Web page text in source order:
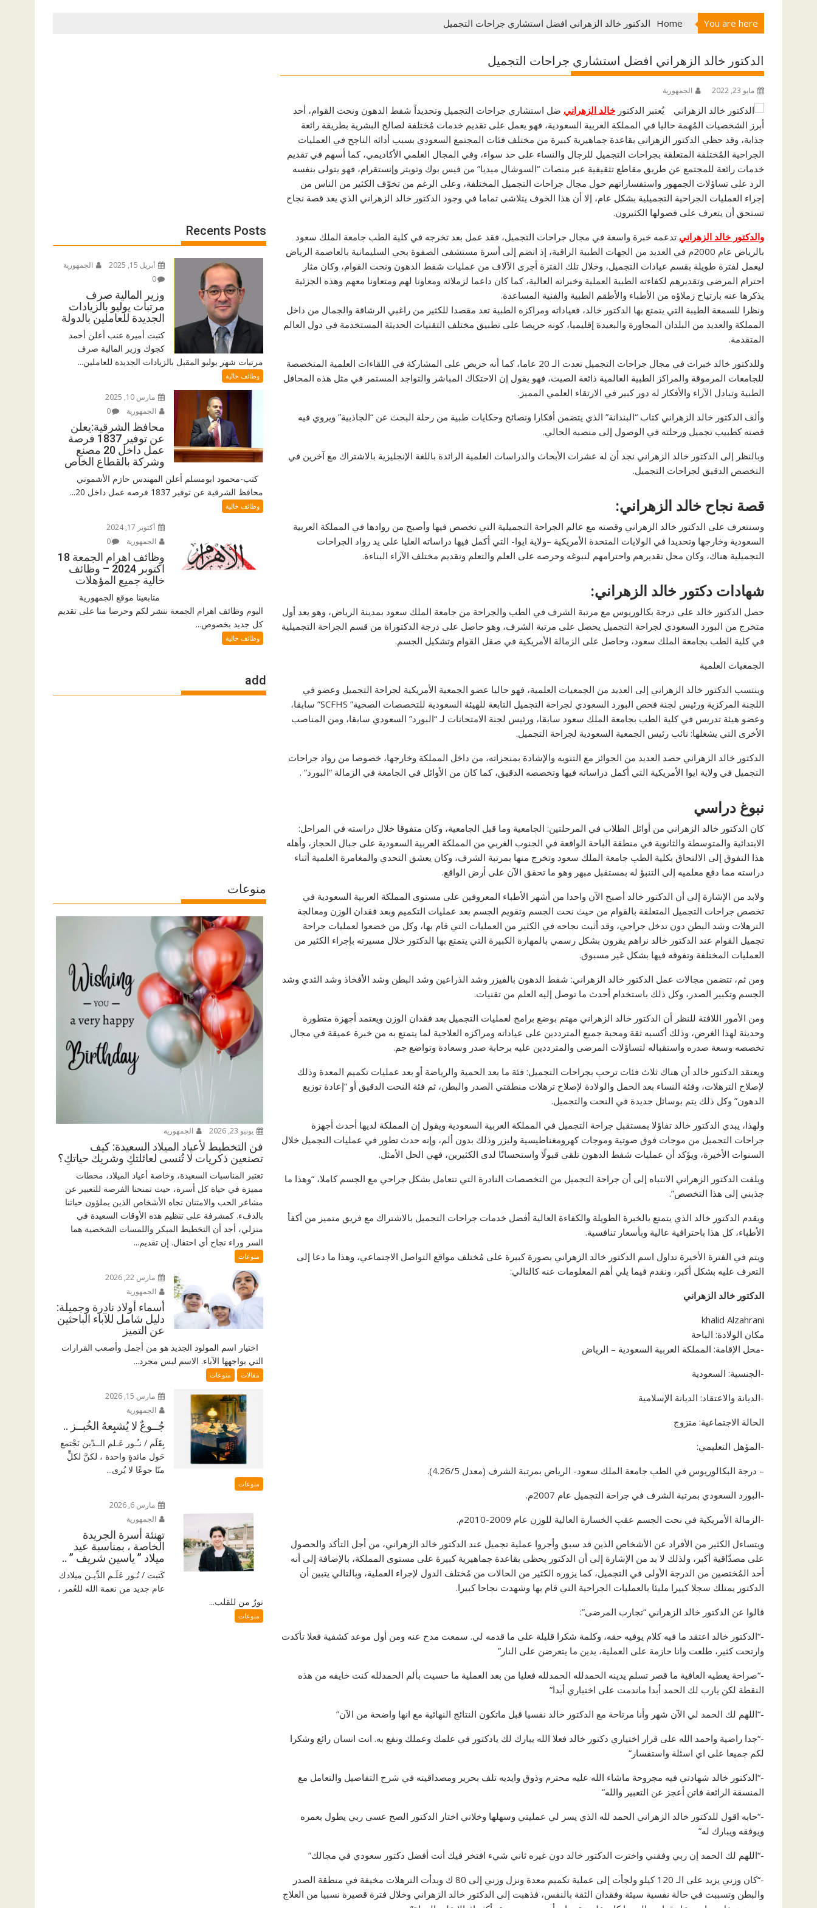
You are here
Home الدكتور خالد الزهراني افضل استشاري جراحات التجميل
الدكتور خالد الزهراني افضل استشاري جراحات التجميل
مايو 23, 2022 الجمهورية
يُعتبر الدكتور خالد الزهراني ضل استشاري جراحات التجميل وتحديداً شفط الدهون ونحت القوام، أحد
أبرز الشخصيات المُهمة حاليا في المملكة العربية السعودية، فهو يعمل على تقديم خدمات مُختلفة لصالح البشرية بطريقة رائعة
جذابة، وقد حظي الدكتور الزهراني بقاعدة جماهيرية كبيرة من مختلف فئات المجتمع السعودي بسبب أدائه الناجح في العمليات
الجراحية المُختلفة المتعلقة بجراحات التجميل للرجال والنساء على حد سواء، وفي المجال العلمي الأكاديمي، كما أسهم في تقديم
خدمات رائعة للمجتمع عن طريق مقاطع تثقيفية عبر منصات “السوشال ميديا” من فيس بوك وتويتر وإنستقرام، فهو يتولى بنفسه
الرد على تساؤلات الجمهور واستفساراتهم حول مجال جراحات التجميل المختلفة، وعلى الرغم من تخوّف الكثير من الناس من
إجراء العمليات الجراحية التجميلية بشكل عام، إلا أن هذا الخوف يتلاشى تماما في وجود الدكتور خالد الزهراني الذي يعد قصة نجاح
تستحق أن يتعرف على فصولها الكثيرون.
والدكتور خالد الزهراني تدعمه خبرة واسعة في مجال جراحات التجميل، فقد عمل بعد تخرجه في كلية الطب جامعة الملك سعود
بالرياض عام 2000م في العديد من الجهات الطبية الراقية، إذ انضم إلى أسرة مستشفى الصفوة بحي السليمانية بالعاصمة الرياض
ليعمل لفترة طويلة بقسم عيادات التجميل، وخلال تلك الفترة أجرى الآلاف من عمليات شفط الدهون ونحت القوام، وكان مثار
احترام المرضى وتقديرهم لكفاءته الطبية العملية وخبراته العالية، كما كان داعما لزملائه ومعاونا لهم ومتعاونا معهم وهذه الجزئية
يذكرها عنه بارتياح زملاؤه من الأطباء والأطقم الطبية والفنية المساعدة.
ونظرا للسمعة الطيبة التي يتمتع بها الدكتور خالد، فعياداته ومراكزه الطبية تعد مقصدا للكثير من راغبي الرشاقة والجمال من داخل
المملكة والعديد من البلدان المجاورة والبعيدة إقليميا، كونه حريصا على تطبيق مختلف التقنيات الحديثة المستخدمة في دول العالم
المتقدمة.
وللدكتور خالد خبرات في مجال جراحات التجميل تعدت الـ 20 عاما، كما أنه حريص على المشاركة في اللقاءات العلمية المتخصصة
للجامعات المرموقة والمراكز الطبية العالمية ذائعة الصيت، فهو يقول إن الاحتكاك المباشر والتواجد المستمر في مثل هذه المحافل
الطبية وتبادل الآراء والأفكار له دور كبير في الارتقاء العلمي المميز.
وألف الدكتور خالد الزهراني كتاب “البندانة” الذي يتضمن أفكارا ونصائح وحكايات طبية من رحلة البحث عن “الجاذبية” ويروي فيه
قصته كطبيب تجميل ورحلته في الوصول إلى منصبه الحالي.
وبالنظر إلى الدكتور خالد الزهراني نجد أن له عشرات الأبحاث والدراسات العلمية الرائدة باللغة الإنجليزية بالاشتراك مع آخرين في
التخصص الدقيق لجراحات التجميل.
قصة نجاح خالد الزهراني:
وسنتعرف على الدكتور خالد الزهراني وقصته مع عالم الجراحة التجميلية التي تخصص فيها وأصبح من روادها في المملكة العربية
السعودية وخارجها وتحديدا في الولايات المتحدة الأمريكية –ولاية ايوا- التي أكمل فيها دراساته العليا على يد رواد الجراحات
التجميلية هناك، وكان محل تقديرهم واحترامهم لنبوغه وحرصه على العلم والتعلم وتقديم مختلف الآراء البناءة.
شهادات دكتور خالد الزهراني:
حصل الدكتور خالد على درجة بكالوريوس مع مرتبة الشرف في الطب والجراحة من جامعة الملك سعود بمدينة الرياض، وهو يعد أول
متخرج من البورد السعودي لجراحة التجميل يحصل على مرتبة الشرف، وهو حاصل على درجة الدكتوراة من قسم الجراحة التجميلية
في كلية الطب بجامعة الملك سعود، وحاصل على الزمالة الأمريكية في صقل القوام وتشكيل الجسم.
الجمعيات العلمية
وينتسب الدكتور خالد الزهراني إلى العديد من الجمعيات العلمية، فهو حاليا عضو الجمعية الأمريكية لجراحة التجميل وعضو في
اللجنة المركزية ورئيس لجنة فحص البورد السعودي لجراحة التجميل التابعة للهيئة السعودية للتخصصات الصحية” SCFHS” سابقا،
وعضو هيئة تدريس في كلية الطب بجامعة الملك سعود سابقا، ورئيس لجنة الامتحانات لـ “البورد” السعودي سابقا، ومن المناصب
الأخرى التي يشغلها: نائب رئيس الجمعية السعودية لجراحة التجميل.
الدكتور خالد الزهراني حصد العديد من الجوائز مع التنويه والإشادة بمنجزاته، من داخل المملكة وخارجها، خصوصا من رواد جراحات
التجميل في ولاية ايوا الأمريكية التي أكمل دراساته فيها وتخصصه الدقيق، كما كان من الأوائل في الجامعة في الزمالة “البورد” .
نبوغ دراسي
كان الدكتور خالد الزهراني من أوائل الطلاب في المرحلتين: الجامعية وما قبل الجامعية، وكان متفوقا خلال دراسته في المراحل:
الابتدائية والمتوسطة والثانوية في منطقة الباحة الواقعة في الجنوب الغربي من المملكة العربية السعودية على جبال الحجاز، وأهله
هذا التفوق إلى الالتحاق بكلية الطب جامعة الملك سعود وتخرج منها بمرتبة الشرف، وكان يعشق التحدي والمغامرة العلمية أثناء
دراسته مما دفع معلميه إلى التنبؤ له بمستقبل مبهر وهو ما تحقق الآن على أرض الواقع.
ولابد من الإشارة إلى أن الدكتور خالد أصبح الآن واحدا من أشهر الأطباء المعروفين على مستوى المملكة العربية السعودية في
تخصص جراحات التجميل المتعلقة بالقوام من حيث نحت الجسم وتقويم الجسم بعد عمليات التكميم وبعد فقدان الوزن ومعالجة
الترهلات وشد البطن دون تدخل جراجي، وقد أثبت نجاحه في الكثير من العمليات التي قام بها، وكل من خضعوا لعمليات جراحة
تجميل القوام عند الدكتور خالد نراهم يقرون بشكل رسمي بالمهارة الكبيرة التي يتمتع بها الدكتور خلال مسيرته بإجراء الكثير من
العمليات المختلفة وتفوقه فيها بشكل غير مسبوق.
ومن ثم، تتضمن مجالات عمل الدكتور خالد الزهراني: شفط الدهون بالفيزر وشد الذراعين وشد البطن وشد الأفخاذ وشد الثدي وشد
الجسم وتكبير الصدر، وكل ذلك باستخدام أحدث ما توصل إليه العلم من تقنيات.
ومن الأمور اللافتة للنظر أن الدكتور خالد الزهراني مهتم بوضع برامج لعمليات التجميل بعد فقدان الوزن ويعتمد أجهزة متطورة
وحديثة لهذا الغرض، وذلك أكسبه ثقة ومحبة جميع المترددين على عياداته ومراكزه العلاجية لما يتمتع به من خبرة عميقة في مجال
تخصصه وسعة صدره واستقباله لتساؤلات المرضى والمترددين عليه برحابة صدر وسعادة وتواضع جم.
ويعتقد الدكتور خالد أن هناك ثلاث فئات ترحب بجراحات التجميل: فئة ما بعد الحمية والرياضة أو بعد عمليات تكميم المعدة وذلك
لإصلاح الترهلات، وفئة النساء بعد الحمل والولادة لإصلاح ترهلات منطقتي الصدر والبطن، ثم فئة النحت الدقيق أو “إعادة توزيع
الدهون” وكل ذلك يتم بوسائل جديدة في النحت والتجميل.
ولهذا، يبدي الدكتور خالد تفاؤلا بمستقبل جراحة التجميل في المملكة العربية السعودية ويقول إن المملكة لديها أحدث أجهزة
جراحات التجميل من موجات فوق صوتية وموجات كهرومغناطيسية وليزر وذلك بدون ألم، وإنه حدث تطور في عمليات التجميل خلال
السنوات الأخيرة، ويؤكد أن عمليات شفط الدهون تلقى قبولًا واستحسانًا لدى الكثيرين، فهي الحل الأمثل.
ويلفت الدكتور الزهراني الانتباه إلى أن جراحة التجميل من التخصصات النادرة التي تتعامل بشكل جراحي مع الجسم كاملا، “وهذا ما
جذبني إلى هذا التخصص”.
ويقدم الدكتور خالد الذي يتمتع بالخبرة الطويلة والكفاءة العالية أفضل خدمات جراحات التجميل بالاشتراك مع فريق متميز من أكفأ
الأطباء، كل هذا باحترافية عالية وبأسعار تنافسية.
ويتم في الفترة الأخيرة تداول اسم الدكتور خالد الزهراني بصورة كبيرة على مُختلف مواقع التواصل الاجتماعي، وهذا ما دعا إلى
التعرف عليه بشكل أكبر، ونقدم فيما يلي أهم المعلومات عنه كالتالي:
الدكتور خالد الزهراني
khalid Alzahrani
مكان الولادة: الباحة
-محل الإقامة: المملكة العربية السعودية – الرياض
-الجنسية: السعودية
-الديانة والاعتقاد: الديانة الإسلامية
الحالة الاجتماعية: متزوج
-المؤهل التعليمي:
– درجة البكالوريوس في الطب جامعة الملك سعود- الرياض بمرتبة الشرف (معدل 4.26/5).
-البورد السعودي بمرتبة الشرف في جراحة التجميل عام 2007م.
-الزمالة الأمريكية في نحت الجسم عقب الخسارة العالية للوزن عام 2009-2010م.
ويتساءل الكثير من الأفراد عن الأشخاص الذين قد سبق وأجروا عملية تجميل عند الدكتور خالد الزهراني، من أجل التأكد والحصول
على مصدّاقية أكبر، ولذلك لا بد من الإشارة إلى أن الدكتور يحظى بقاعدة جماهيرية كبيرة على مستوى المملكة، بالإضافة إلى أنه
أحد المُختصين من الدرجة الأولى في التجميل، كما يزوره الكثير من الحالات من مُختلف الدول لإجراء العملية، وبالتالي يتبين أن
الدكتور يمتلك سجلا كبيرا مليئا بالعمليات الجراحية التي قام بها وشهدت نجاحا كبيرا.
قالوا عن الدكتور خالد الزهراني “تجارب المرضى”:
-“الدكتور خالد اعتقد ما فيه كلام يوفيه حقه، وكلمة شكرا قليلة على ما قدمه لي. سمعت مدح عنه ومن أول موعد كشفية فعلا تأكدت
وارتحت كثير، طلعت وانا حازمة على العملية، يدين ما يتعرضن على النار”
-“صراحة يعطيه العافية ما قصر تسلم يدينه الحمدلله الحمدلله فعليا من بعد العملية ما حسيت بألم الحمدلله كنت خايفه من هذه
النقطة لكن يارب لك الحمد أبدا ماندمت على اختياري أبدا”
-“اللهم لك الحمد لي الآن شهر وأنا مرتاحة مع الدكتور خالد نفسيا قبل ماتكون النتائج النهائية مع انها واضحة من الآن”
-“جدا راضية واحمد الله على قرار اختياري دكتور خالد فعلا الله يبارك لك يادكتور في علمك وعملك ونفع به. انت انسان رائع وشكرا
لكم جميعا على اي اسئلة واستفسار”
-“الدكتور خالد شهادتي فيه مجروحة ماشاء الله عليه محترم وذوق وايديه تلف بحرير ومصداقيته في شرح التفاصيل والتعامل مع
المنسقة الرائعة فاتن أعجز عن التعبير والله”
-“حابه اقول للدكتور خالد الزهراني الحمد لله الذي يسر لي عمليتي وسهلها وخلاني اختار الدكتور الصح عسى ربي يطول بعمره
ويوفقه ويبارك له”
-“اللهم لك الحمد إن ربي وفقني واخترت الدكتور خالد دون غيره ثاني شيء افتخر فيك أنت أفضل دكتور سعودي في مجالك”
-“كان وزني يزيد على الـ 120 كيلو ولجأت إلى عملية تكميم معدة ونزل وزني إلى 80 ك وبدأت الترهلات مخيفة في منطقة الصدر
والبطن وتسببت في حالة نفسية سيئة وفقدان الثقة بالنفس، فذهبت إلى الدكتور خالد الزهراني وخلال فترة قصيرة نسبيا من العلاج
Recents Posts
أبريل 15, 2025
الجمهورية
0
وزير المالية صرف
مرتبات يوليو بالزيادات
الجديدة للعاملين بالدولة
كتبت أميرة عنب أعلن أحمد
كجوك وزير المالية صرف
مرتبات شهر يوليو المقبل بالزيادات الجديدة للعاملين...
وظائف خالية
مارس 10, 2025
الجمهورية
0
محافظ الشرقية:يعلن
عن توفير 1837 فرصة
عمل داخل 20 مصنع
وشركة بالقطاع الخاص
كتب-محمود ابومسلم أعلن المهندس حازم الأشموني
محافظ الشرقية عن توفير 1837 فرصه عمل داخل 20...
وظائف خالية
أكتوبر 17, 2024
الجمهورية
0
وظائف اهرام الجمعة 18
اكتوبر 2024 – وظائف
خالية جميع المؤهلات
متابعينا موقع الجمهورية
اليوم وظائف اهرام الجمعة ننشر لكم وحرصا منا على تقديم
كل جديد بخصوص...
وظائف خالية
add
منوعات
يونيو 23, 2026 الجمهورية
فن التخطيط لأعياد الميلاد السعيدة: كيف
تصنعين ذكريات لا تُنسى لعائلتكِ وشريك حياتكِ؟
تعتبر المناسبات السعيدة، وخاصة أعياد الميلاد، محطات
مميزة في حياة كل أسرة، حيث تمنحنا الفرصة للتعبير عن
مشاعر الحب والامتنان تجاه الأشخاص الذين يملؤون حياتنا
بالدفء. كمشرفة على تنظيم هذه الأوقات السعيدة في
منزلي، أجد أن التخطيط المبكر واللمسات الشخصية هما
السر وراء نجاح أي احتفال. إن تقديم...
منوعات
مارس 22, 2026
الجمهورية
أسماء أولاد نادرة وجميلة:
دليل شامل للآباء الباحثين
عن التميز
اختيار اسم المولود الجديد هو من أجمل وأصعب القرارات
التي يواجهها الآباء. الاسم ليس مجرد...
مقالات منوعات
مارس 15, 2026
الجمهورية
جُــوعٌ لا يُشبِعهُ الخُبــز ..
بِقَلَم / نـُـور عَـلم الــدّين نَجْتمع
حَول مائدةٍ واحدة ، لكنَّ لكلٍّ
منّا جوعًا لا يُرى...
منوعات
مارس 6, 2026
الجمهورية
تهنئة أسرة الجريدة
الخاصة ، بمناسبة عيد
ميلاد ” ياسين شريف ” ..
كَتبت / نُـور عَلَـم الدِّيـن ميلادك
عام جديد من نعمة الله للعُمر ،
نورٌ من للقلب...
منوعات